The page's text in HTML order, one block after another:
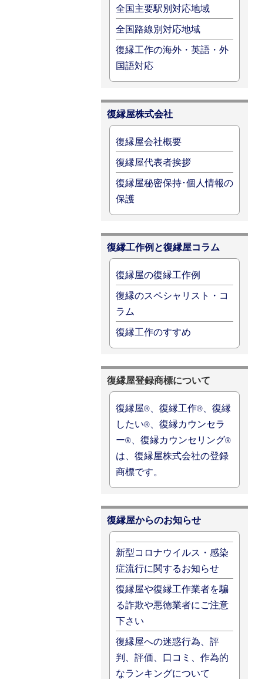
全国主要駅別対応地域
全国路線別対応地域
復縁工作の海外・英語・外
国語対応
復縁屋株式会社
復縁屋会社概要
復縁屋代表者挨拶
復縁屋秘密保持･個人情報の
保護
復縁工作例と復縁屋コラム
復縁屋の復縁工作例
復縁のスペシャリスト・コ
ラム
復縁工作のすすめ
復縁屋登録商標について
復縁屋® 、復縁工作® 、復縁
したい® 、復縁カウンセラ
ー® 、復縁カウンセリング®
は、復縁屋株式会社の登録
商標です。
復縁屋からのお知らせ
新型コロナウイルス・感染
症流行に関するお知らせ
復縁屋や復縁工作業者を騙
る詐欺や悪徳業者にご注意
下さい
復縁屋への迷惑行為、評
判、評価、口コミ、作為的
なランキングについて